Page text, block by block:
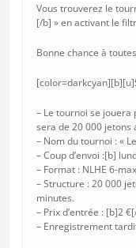
Vous trouverez le
[/b] » en activant le
Bonne chance à
– Le tournoi se jouera
sera de 20 000 jetons
– Nom du tournoi : «
– Coup d’envoi :[b]
– Format : NLHE 6-
– Structure : 20 000
minutes.
– Prix d’entrée : [b]2
– Enregistrement